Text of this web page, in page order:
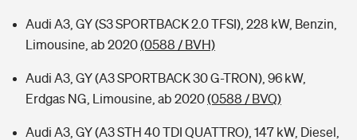
Audi A3, GY (S3 SPORTBACK 2.0 TFSI), 228 kW, Benzin,
Limousine, ab 2020(0588 / BVH)
Audi A3, GY (A3 SPORTBACK 30 G-TRON), 96 kW,
Erdgas NG, Limousine, ab 2020(0588 / BVQ)
Audi A3, GY (A3 STH 40 TDI QUATTRO), 147 kW, Diesel,